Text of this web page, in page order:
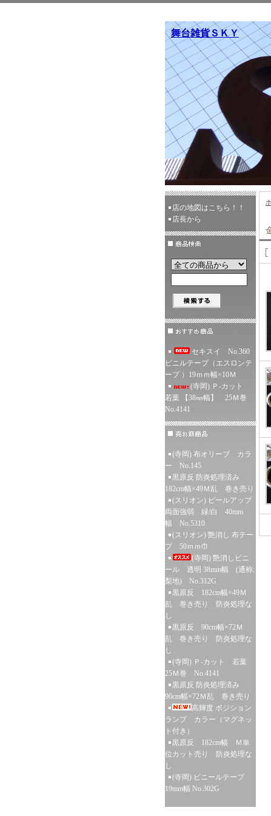
舞台雑貨ＳＫＹ
店の地図はこちら！！
店長から
セキスイ No.360
ビニルテープ（エスロンテ
ープ ）19ｍｍ幅×10Ｍ
(寺岡) Ｐ-カット
若葉 【38㎜幅】 25Ｍ巻
No.4141
(寺岡) 布オリーブ カラ
ー No.145
黒原反 防炎処理済み
182cm幅×49Ｍ乱 巻き売り
(スリオン) ピールアップ
両面強弱 緑/白 40mm
幅 No.5310
(スリオン) 艶消し 布テー
プ 50ｍｍ巾
(寺岡) 艶消しビニ
ール 透明 38mm幅 (通称:
梨地) No.312G
黒原反 182cm幅×49Ｍ
乱 巻き売り 防炎処理な
し
黒原反 90cm幅×72Ｍ
乱 巻き売り 防炎処理な
し
(寺岡) Ｐ-カット 若葉
25Ｍ巻 No.4141
黒原反 防炎処理済み
90cm幅×72Ｍ乱 巻き売り
高輝度 ポジション
ランプ カラー（マグネッ
ト付き）
黒原反 182cm幅 Ｍ単
位カット売り 防炎処理な
し
(寺岡) ビニールテープ
19mm幅 No.302G